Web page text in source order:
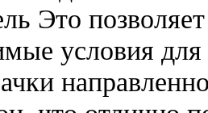
Это
условия